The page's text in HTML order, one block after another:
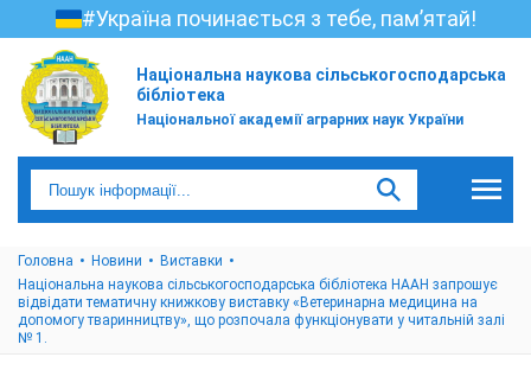
#Україна починається з тебе, пам’ятай!
Національна наукова сільськогосподарська
бібліотека
Національної академії аграрних наук України
Головна Новини
Виставки
Національна наукова сільськогосподарська бібліотека НААН запрошує
відвідати тематичну книжкову виставку «Ветеринарна медицина на
допомогу тваринництву», що розпочала функціонувати у читальній залі
№ 1.